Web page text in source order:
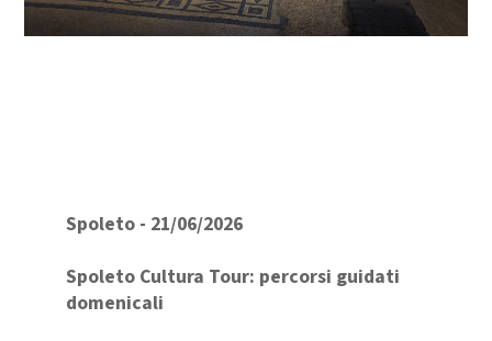
Spoleto - 21/06/2026
Spoleto Cultura Tour: percorsi guidati
domenicali